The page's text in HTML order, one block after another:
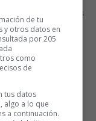
dar sus primeros
más o
serio para la red
de tu
y otros datos en
por 205
como
de
tus datos
algo a lo que
a continuación.